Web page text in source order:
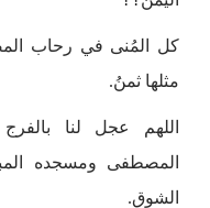
كل المُنى في رحاب
مثلها ثمنُ.
اللهم عجل لنا
المصطفى ومسجده
الشوق.